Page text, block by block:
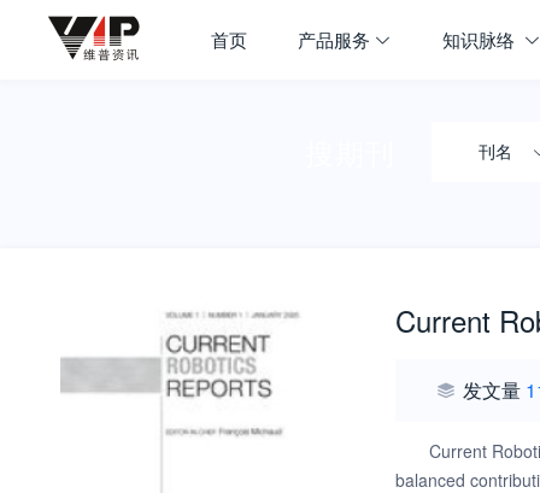
首页 产品服务 知识脉络
刊名
Current
发文量
Current
balanced